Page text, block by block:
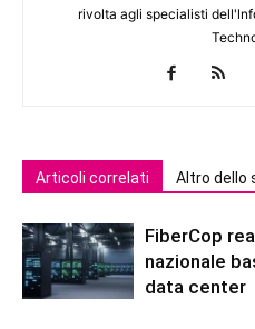
rivolta agli specialisti
Articoli correlati Altro dello
FiberCop
nazionale
data center